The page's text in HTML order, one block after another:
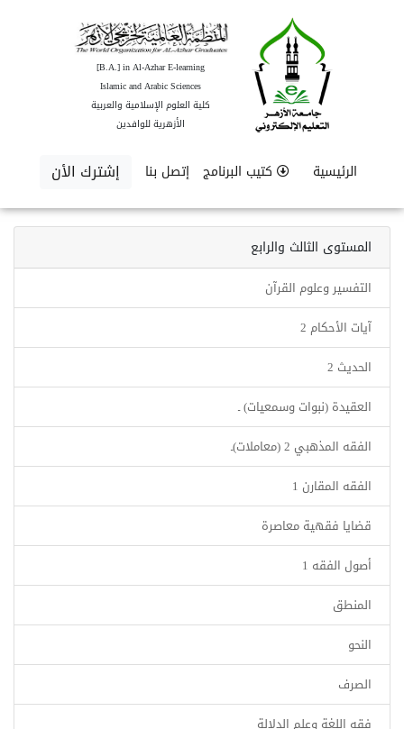
[B.A.] in Al-Azhar E-learning
Islamic and Arabic Sciences
كلية العلوم الإسلامية والعربية
الأزهرية للوافدين
الرئيسية كتيب البرنامج إتصل بنا إشترك الأن
المستوى الثالث والرابع
التفسير وعلوم القرآن
آيات الأحكام 2
الحديث 2
العقيدة (نبوات وسمعيات) ـ
الفقه المذهبي 2 (معاملات)ـ
الفقه المقارن 1
قضايا فقهية معاصرة
أصول الفقه 1
المنطق
النحو
الصرف
فقه اللغة وعلم الدلالة